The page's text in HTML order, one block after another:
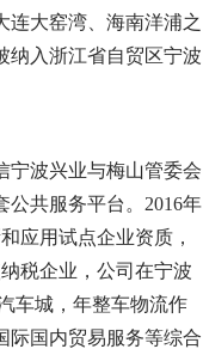
连大窑湾、海南洋浦之
纳入浙江省自贸区宁波
波兴业与梅山管委会
共服务平台。2016年
应用试点企业资质，
税企业，公司在宁波
车城，年整车物流作
际国内贸易服务等综合